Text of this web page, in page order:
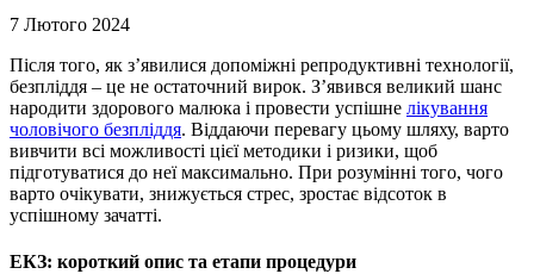
7 Лютого 2024
Після того, як з’явилися допоміжні репродуктивні технології,
безпліддя – це не остаточний вирок. З’явився великий шанс
народити здорового малюка і провести успішне лікування
чоловічого безпліддя. Віддаючи перевагу цьому шляху, варто
вивчити всі можливості цієї методики і ризики, щоб
підготуватися до неї максимально. При розумінні того, чого
варто очікувати, знижується стрес, зростає відсоток в
успішному зачатті.
ЕКЗ: короткий опис та етапи процедури